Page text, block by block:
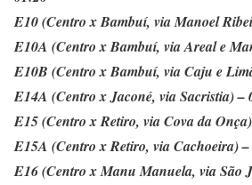
E10 (Centro x Bambuí, via Manoel
E10A (Centro x Bambuí, via Areal e
E10B (Centro x Bambuí, via Caju e
E14A (Centro x Jaconé, via Sacristia) –
E15 (Centro x Retiro, via Cova da
E15A (Centro x Retiro, via Cachoeira)
E16 (Centro x Manu Manuela, via São